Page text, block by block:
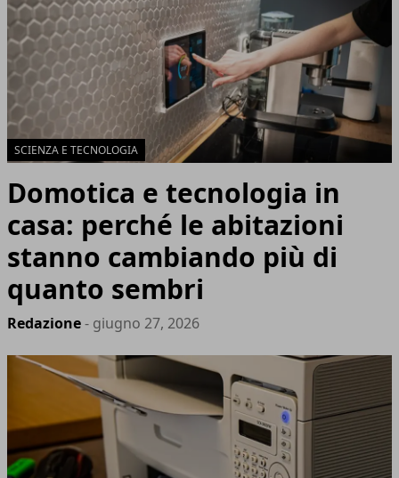
SCIENZA E TECNOLOGIA
Domotica e tecnologia in
casa: perché le abitazioni
stanno cambiando più di
quanto sembri
Redazione- giugno 27, 2026